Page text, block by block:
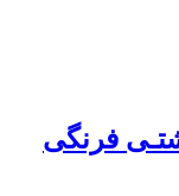
فرنگی